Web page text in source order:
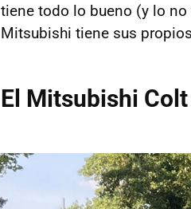
tiene todo lo bueno (y lo
Mitsubishi tiene sus
El Mitsubishi